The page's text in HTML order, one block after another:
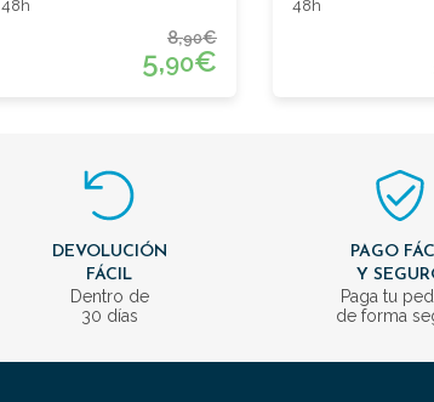
48h
8,90€
5,90€
48h
DEVOLUCIÓN
FÁCIL
Dentro de
30 días
PAGO
Y
Paga tu
de forma